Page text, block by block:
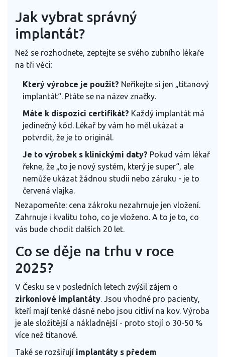
Jak vybrat správný
implantát?
Než se rozhodnete, zeptejte se svého zubního lékaře
na tři věci:
Který výrobce je použit? Neříkejte si jen „titanový
implantát“. Ptáte se na název značky.
Máte k dispozici certifikát? Každý implantát má
jedinečný kód. Lékař by vám ho měl ukázat a
potvrdit, že je to originál.
Je to výrobek s klinickými daty? Pokud vám lékař
řekne, že „to je nový systém, který je super“, ale
nemůže ukázat žádnou studii nebo záruku - je to
červená vlajka.
Nezapomeňte: cena zákroku nezahrnuje jen vložení.
Zahrnuje i kvalitu toho, co je vloženo. A to je to, co
vás bude chodit dalších 20 let.
Co se děje na trhu v roce
2025?
V Česku se v posledních letech zvýšil zájem o
zirkoniové implantáty. Jsou vhodné pro pacienty,
kteří mají tenké dásně nebo jsou citliví na kov. Výroba
je ale složitější a nákladnější - proto stojí o 30-50 %
více než titanové.
Také se rozšiřují implantáty s předem